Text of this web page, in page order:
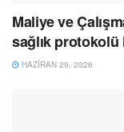
Maliye ve
sağlık protokolü
HAZIRAN 29, 2026